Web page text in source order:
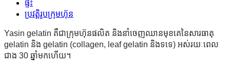
ផ្ទះ
ប្រវត្តិរូបក្រុមហ៊ុន
Yasin gelatin គឺជាក្រុមហ៊ុនផលិត និងនាំចេញឈានមុខគេនៃសារធាតុ
gelatin និង gelatin (collagen, leaf gelatin និងទទេ) អស់រយៈពេល
ជាង 30 ឆ្នាំមកហើយ។